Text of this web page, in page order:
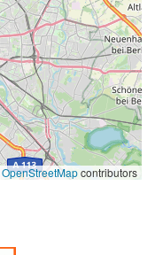
OpenStreetMapcontributors